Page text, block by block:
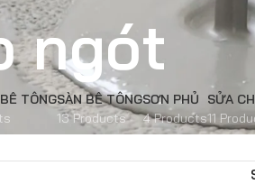
ngót
TÔNGSÀN BÊ TÔNG
13 Products
SƠN PHỦ
4 Products
SỬA
11